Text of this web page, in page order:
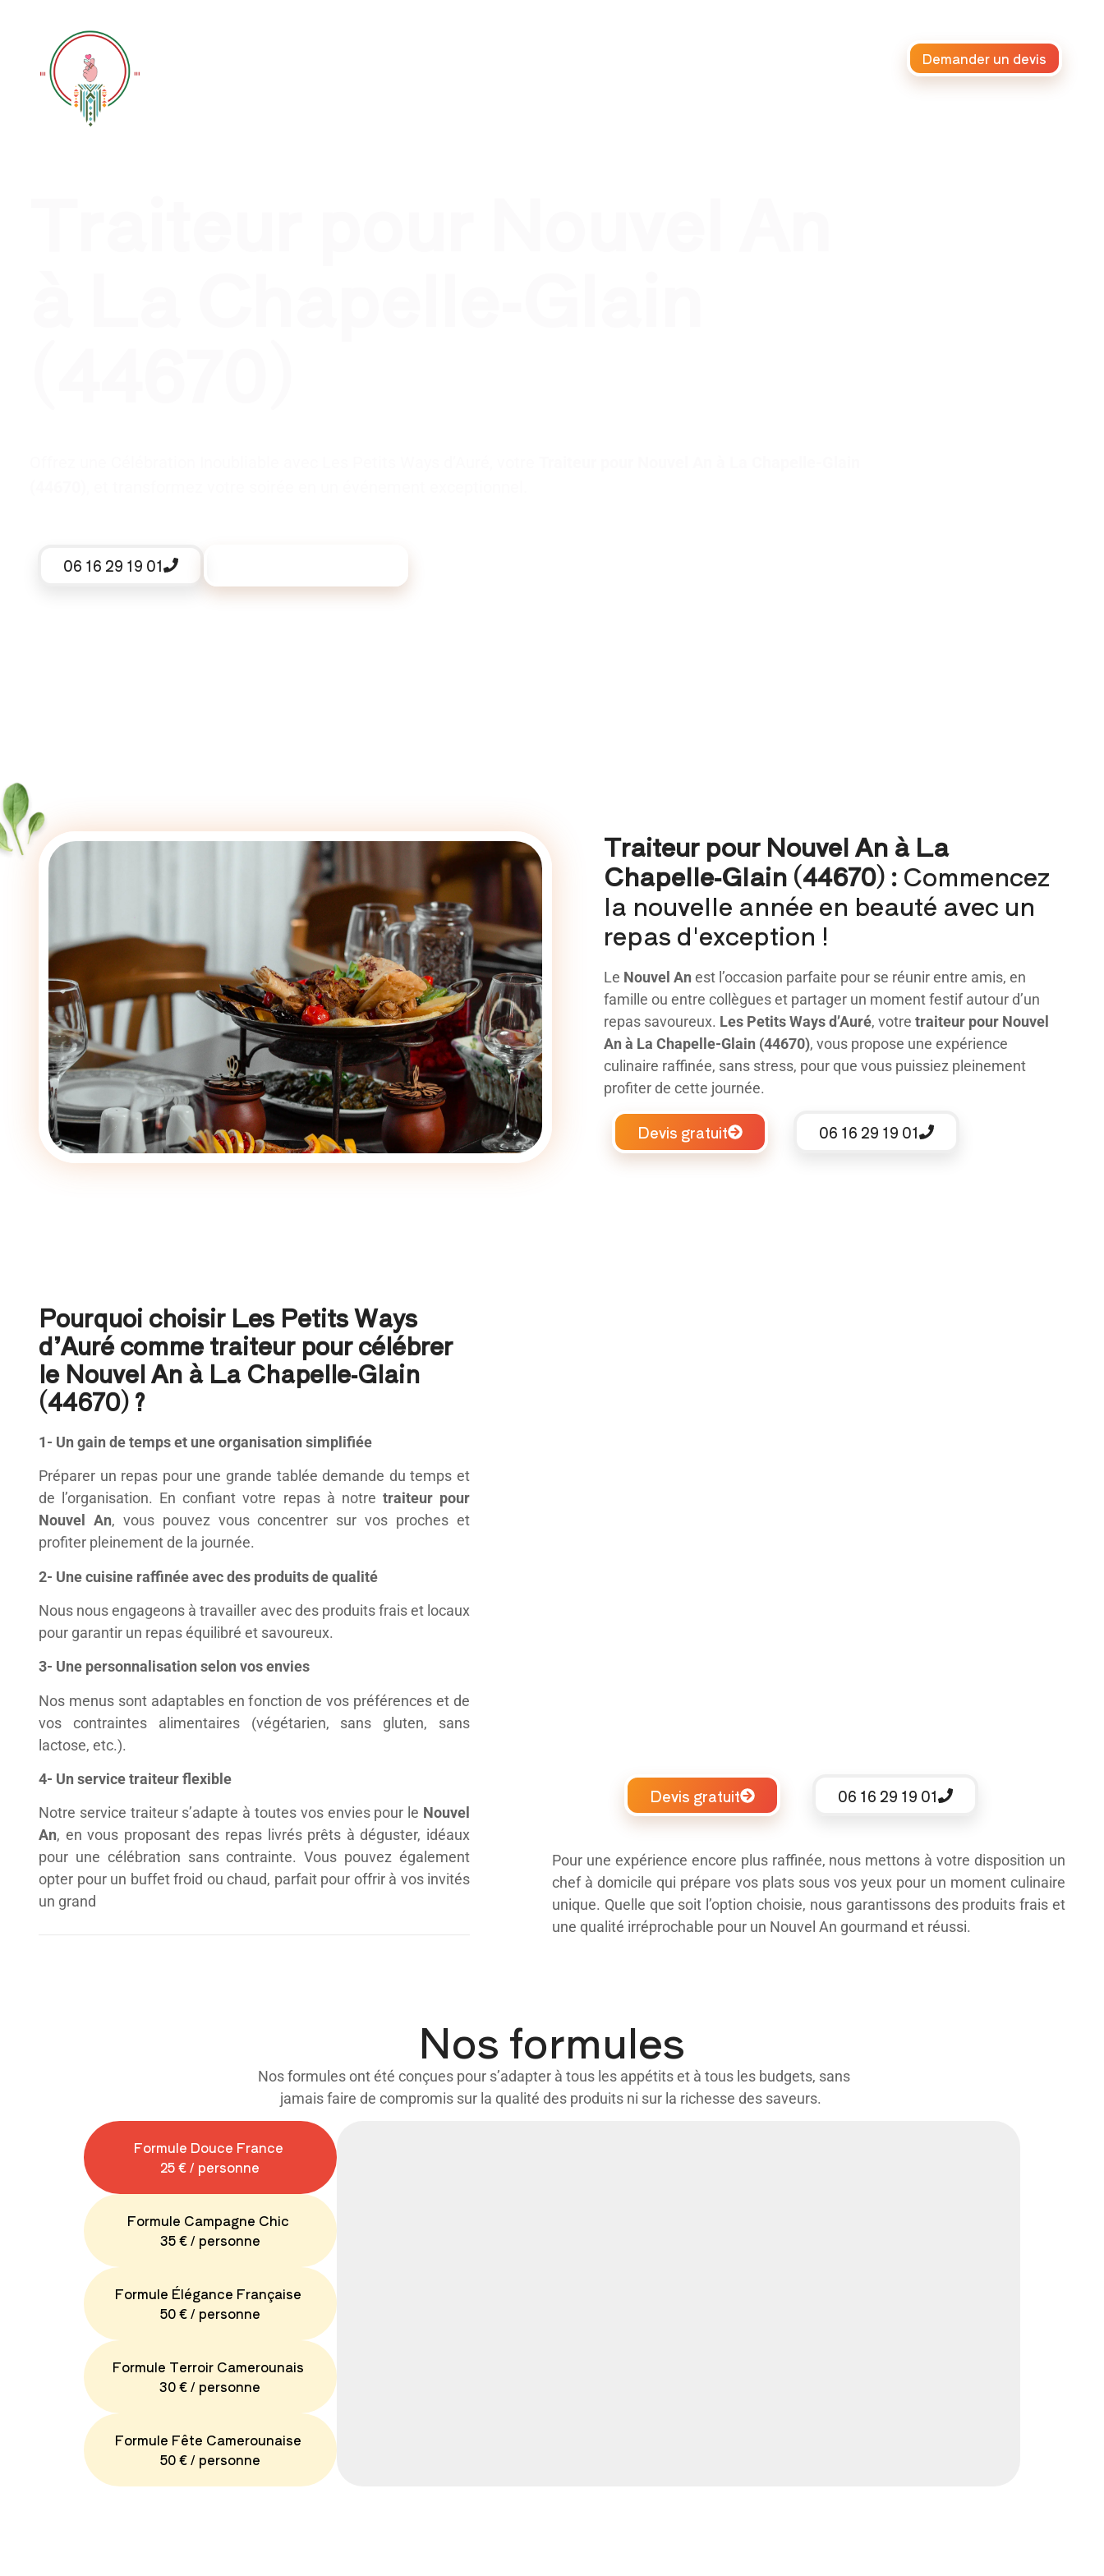
Demander un devis
06 16 29 19 01
Traiteur pour Nouvel An à La
Chapelle-Glain (44670) : Commencez
la nouvelle année en beauté avec un
repas d'exception !
Le Nouvel An est l’occasion parfaite pour se réunir entre amis, en
famille ou entre collègues et partager un moment festif autour d’un
repas savoureux. Les Petits Ways d’Auré, votre traiteur pour Nouvel
An à La Chapelle-Glain (44670), vous propose une expérience
culinaire raffinée, sans stress, pour que vous puissiez pleinement
profiter de cette journée.
Devis gratuit 06 16 29 19 01
Pourquoi choisir Les Petits Ways
d’Auré comme traiteur pour célébrer
le Nouvel An à La Chapelle-Glain
(44670) ?
1- Un gain de temps et une organisation simplifiée
Préparer un repas pour une grande tablée demande du temps et
de l’organisation. En confiant votre repas à notre traiteur pour
Nouvel An, vous pouvez vous concentrer sur vos proches et
profiter pleinement de la journée.
2- Une cuisine raffinée avec des produits de qualité
Nous nous engageons à travailler avec des produits frais et locaux
pour garantir un repas équilibré et savoureux.
3- Une personnalisation selon vos envies
Nos menus sont adaptables en fonction de vos préférences et de
vos contraintes alimentaires (végétarien, sans gluten, sans
lactose, etc.).
4- Un service traiteur flexible
Notre service traiteur s’adapte à toutes vos envies pour le Nouvel
An, en vous proposant des repas livrés prêts à déguster, idéaux
pour une célébration sans contrainte. Vous pouvez également
opter pour un buffet froid ou chaud, parfait pour offrir à vos invités
un grand
Devis gratuit 06 16 29 19 01
Pour une expérience encore plus raffinée, nous mettons à votre disposition un
chef à domicile qui prépare vos plats sous vos yeux pour un moment culinaire
unique. Quelle que soit l’option choisie, nous garantissons des produits frais et
une qualité irréprochable pour un Nouvel An gourmand et réussi.
Nos formules
Nos formules ont été conçues pour s’adapter à tous les appétits et à tous les budgets, sans
jamais faire de compromis sur la qualité des produits ni sur la richesse des saveurs.
Formule Douce France
25 € / personne
Formule Campagne Chic
35 € / personne
Formule Élégance Française
50 € / personne
Formule Terroir Camerounais
30 € / personne
Formule Fête Camerounaise
50 € / personne